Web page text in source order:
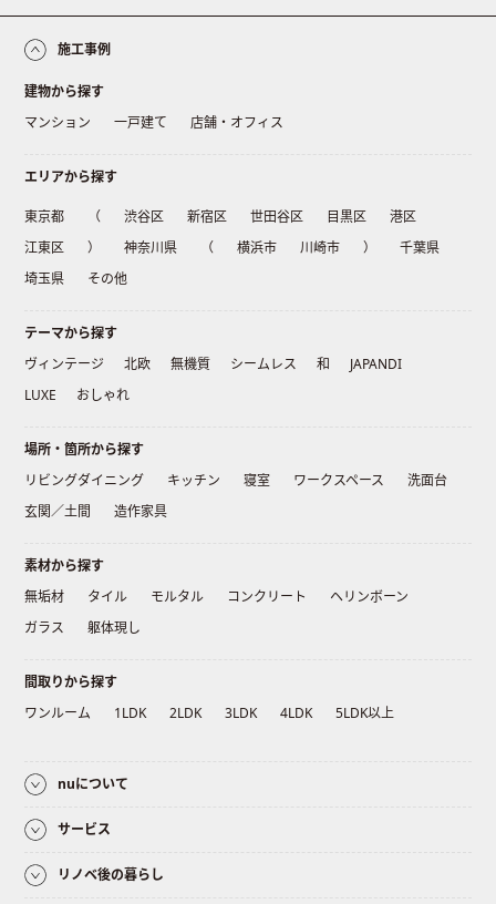
施工事例
建物から探す
マンション
一戸建て 店舗・オフィス
エリアから探す
東京都 （ 渋谷区 新宿区 世田谷区 目黒区
港区
江東区
） 神奈川県 （ 横浜市 川崎市 ）
千葉県
埼玉県
その他
テーマから探す
ヴィンテージ
北欧 無機質 シームレス 和
JAPANDI
LUXE
おしゃれ
場所・箇所から探す
リビングダイニング
キッチン 寝室 ワークスペース
洗面台
玄関／土間
造作家具
素材から探す
無垢材
タイル モルタル コンクリート
ヘリンボーン
ガラス
躯体現し
間取りから探す
ワンルーム
1LDK 2LDK 3LDK 4LDK 5LDK以上
nuについて
サービス
リノベ後の暮らし